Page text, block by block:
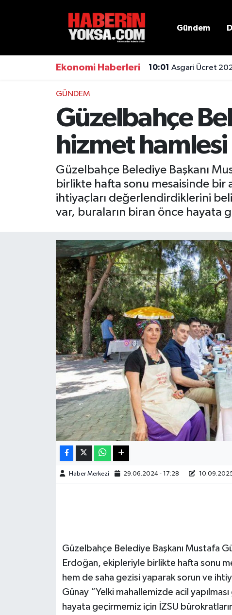
Gündem
Ekonomi Haberleri 10:01 Asgari Ücret
GÜNDEM
Güzelbahçe
hizmet hamlesi
Güzelbahçe Belediye Başkanı
birlikte hafta sonu mesaisinde bir
ihtiyaçları değerlendirdiklerini
var, buraların biran önce hayata
Haber Merkezi 29.06.2024 - 17:28
Güzelbahçe Belediye Başkanı Mustafa
Erdoğan, ekipleriyle birlikte hafta sonu
hem de saha gezisi yaparak sorun ve
Günay “Yelki mahallemizde acil
hayata geçirmemiz için İZSU
Magazin
Otomobil
Teknoloji
Hava Durumu
Tüm Manşetler
Son Dakika Haberleri